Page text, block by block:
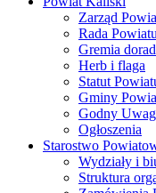
Zarząd
Rada Powiatu
Gremia
Herb i flaga
Statut
Gminy
Godny
Ogłoszenia
Starostwo
Wydziały i
Struktura